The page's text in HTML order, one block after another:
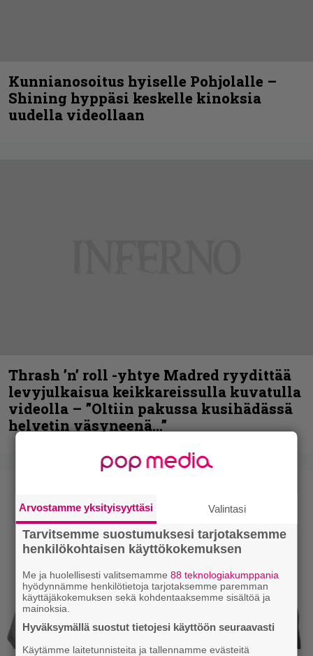
Kunnianosoitus hyiselle Pohjolalle –
Shining hyppäsi keskelle kinoksia
uudella videollaan
Thrash ’n’ roll -yhtye Madred ryydittää
levyjulkaisua keikkareissulla kuvatulla
videolla – ”Oltiin pakussa kusihädässä
helvetin väsyneenä…”
Arvostamme yksityisyyttäsi Valintasi
Tarvitsemme suostumuksesi tarjotaksemme
henkilökohtaisen käyttökokemuksen
Me ja huolellisesti valitsemamme88 teknologiakumppania
hyödynnämme henkilötietoja tarjotaksemme paremman
käyttäjäkokemuksen sekä kohdentaaksemme sisältöä ja
mainoksia.
Hyväksymällä suostut tietojesi käyttöön seuraavasti
Käytämme laitetunnisteita ja tallennamme evästeitä